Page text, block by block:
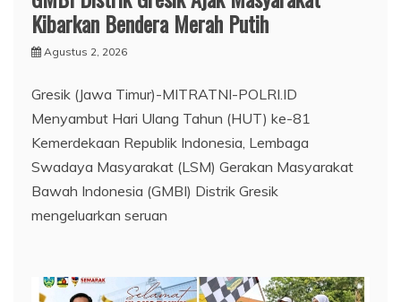
Kibarkan Bendera Merah Putih
Agustus 2, 2026
Gresik (Jawa Timur)-MITRATNI-POLRI.ID
Menyambut Hari Ulang Tahun (HUT) ke-81
Kemerdekaan Republik Indonesia, Lembaga
Swadaya Masyarakat (LSM) Gerakan Masyarakat
Bawah Indonesia (GMBI) Distrik Gresik
mengeluarkan seruan